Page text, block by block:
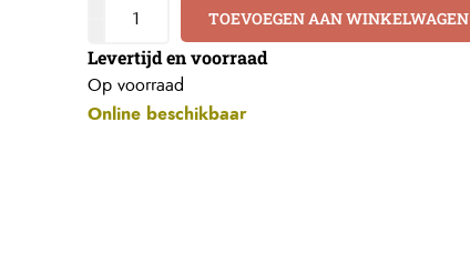
TOEVOEGEN AAN WINKELWAGEN
Levertijd en voorraad
Op voorraad
Online beschikbaar